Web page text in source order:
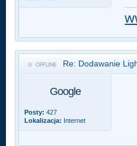
Re: Dodawanie
Google
Posty: 427
Lokalizacja: Internet